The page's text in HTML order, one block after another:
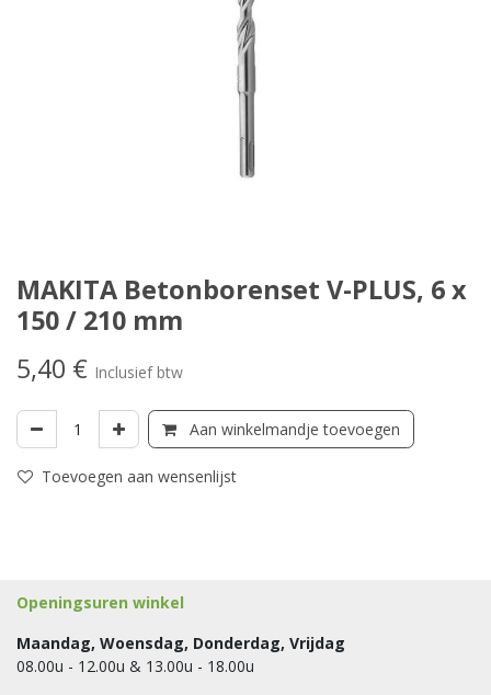
MAKITA Betonborenset V-PLUS, 6 x
150 / 210 mm
5,40 € Inclusief btw
Aan winkelmandje toevoegen
Toevoegen aan wensenlijst
Openingsuren winkel
Maandag, Woensdag, Donderdag, Vrijdag
08.00u - 12.00u & 13.00u - 18.00u